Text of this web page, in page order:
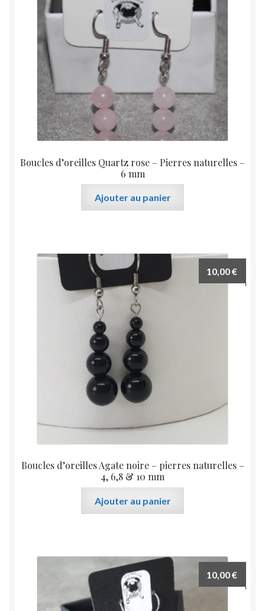
être
la
produit
Boucles d’oreilles Quartz rose – Pierres naturelles –
6 mm
Ajouter au panier
Boucles d’oreilles Agate noire – pierres naturelles –
4, 6,8 & 10 mm
10,00€
Ajouter au panier
10,00€